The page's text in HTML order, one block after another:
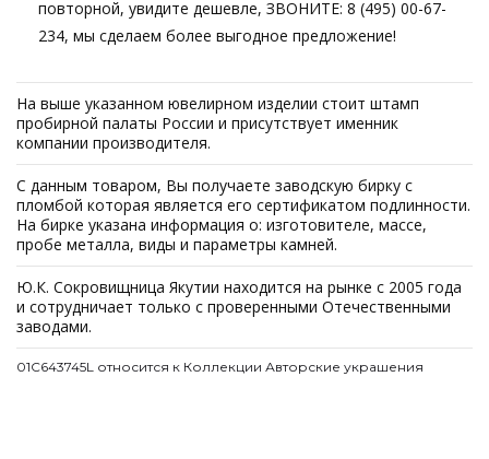
повторной, увидите дешевле, ЗВОНИТЕ: 8 (495) 00-67-
234, мы сделаем более выгодное предложение!
На выше указанном ювелирном изделии стоит штамп
пробирной палаты России и присутствует именник
компании производителя.
С данным товаром, Вы получаете заводскую бирку с
пломбой которая является его сертификатом подлинности.
На бирке указана информация о: изготовителе, массе,
пробе металла, виды и параметры камней.
Ю.К. Сокровищница Якутии находится на рынке с 2005 года
и сотрудничает только с проверенными Отечественными
заводами.
01С643745L относится к Коллекции Авторские украшения